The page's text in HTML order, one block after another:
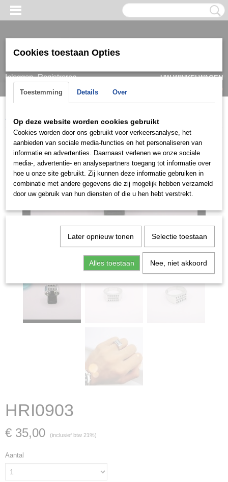
Inloggen Registreren
UW WINKELWAGEN
(0)
Home > > Herenringen Ringen zilver >HRI0903
HRI0903
€ 35,00 (inclusief btw 21%)
Aantal
Cookies toestaan Opties
Toestemming Details Over
Op deze website worden cookies gebruikt
Cookies worden door ons gebruikt voor verkeersanalyse, het
aanbieden van sociale media-functies en het personaliseren van
informatie en advertenties. Daarnaast verlenen we onze sociale
media-, advertentie- en analysepartners toegang tot informatie over
hoe u onze site gebruikt. Zij kunnen deze informatie gebruiken in
combinatie met andere gegevens die zij mogelijk hebben verzameld
door uw gebruik van hun diensten of die u hen hebt verstrekt.
Later opnieuw tonen Selectie toestaan
Alles toestaan Nee, niet akkoord